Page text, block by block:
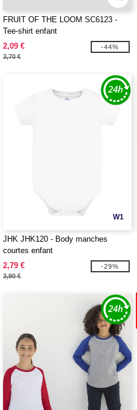
FRUIT OF THE LOOM SC6123 -
Tee-shirt enfant
2,09 €
3,70 €
-44%
W1
JHK JHK120 - Body manches
courtes enfant
2,79 €
3,90 €
-29%